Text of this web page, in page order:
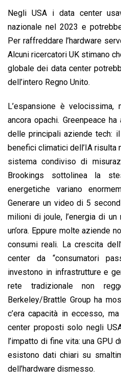
Negli USA i data center
nazionale nel 2023 e
Per raffreddare l’hardware
Alcuni ricercatori UK stimano
globale dei data center
dell’intero Regno Unito.
L’espansione è
ancora opachi. Greenpeace
delle principali aziende tech:
benefici climatici dell’IA risulta
sistema condiviso di
Brookings sottolinea la
energetiche variano
Generare un video di 5
milioni di joule, l’energia di
un’ora. Eppure molte aziende
consumi reali. La crescita
center da “consumatori
investono in infrastrutture e
rete tradizionale non
Berkeley/Brattle Group ha
c’era capacità in eccesso,
center proposti solo negli
l’impatto di fine vita: una GPU
esistono dati chiari su
dell’hardware dismesso.